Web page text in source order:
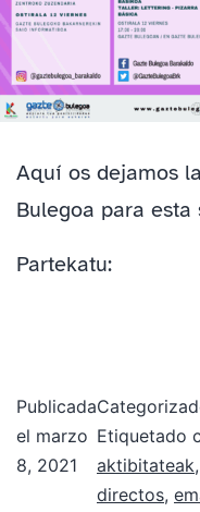
Aquí os dejamos
Bulegoa para esta
Partekatu:
Publicada
el marzo
8, 2021
Etiquetado
aktibitateak,
directos,